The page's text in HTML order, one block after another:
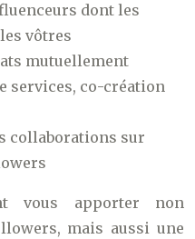
dont les
vôtres
mutuellement
services, co-création
collaborations sur
vous apporter non
mais aussi une